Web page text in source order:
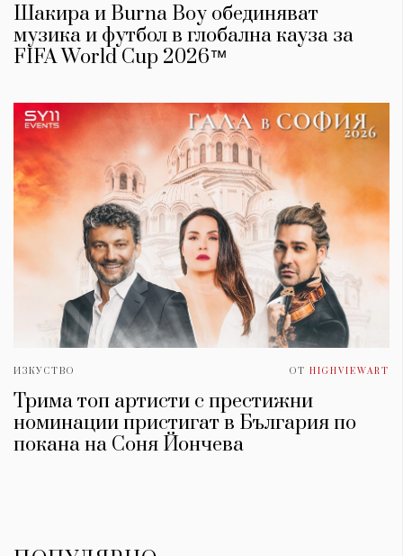
Шакира и Burna Boy обединяват
музика и футбол в глобална кауза за
FIFA World Cup 2026™
ИЗКУСТВО ОТ HIGHVIEWART
Трима топ артисти с престижни
номинации пристигат в България по
покана на Соня Йончева
КАТЕГОРИИ ЗА НАС